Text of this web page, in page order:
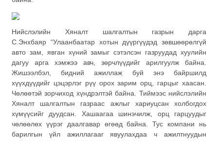
Нийслэлийн Хяналт шалгалтын газрын дарга
С.Энхбаяр “Улаанбаатар хотын дүүргүүдэд зөвшөөрөлгүй
авто зам, явган хүний замыг сэтэлсэн газруудад хуулийн
дагуу арга хэмжээ авч, зөрчлүүдийг арилгуулж байна.
Жишээлбэл, бидний ажиллаж буй энэ байршилд
хүүхдүүдийг цэцэрлэг рүү орох зарим орц, гарцыг хаасан.
Чөлөөтэй зорчиход хүндрэлтэй байна. Тиймээс нийслэлийн
Хяналт шалгалтын газраас ажлыг хариуцсан холбогдох
хүмүүсийг дуудсан. Хашаагаа шинэчилж, орц гарцуудыг
чөлөөлөх үүрэг даалгавар өгөөд байна. Тус компани нь
барилгын үйл ажиллагааг явуулахдаа ч ажилтнуудын